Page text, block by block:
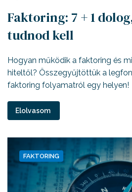
Faktoring: 7 + 1
tudnod kell
Hogyan működik a faktoring és
hiteltől? Összegyűjtöttük a
faktoring folyamatról egy helyen!
Elolvasom
FAKTORING